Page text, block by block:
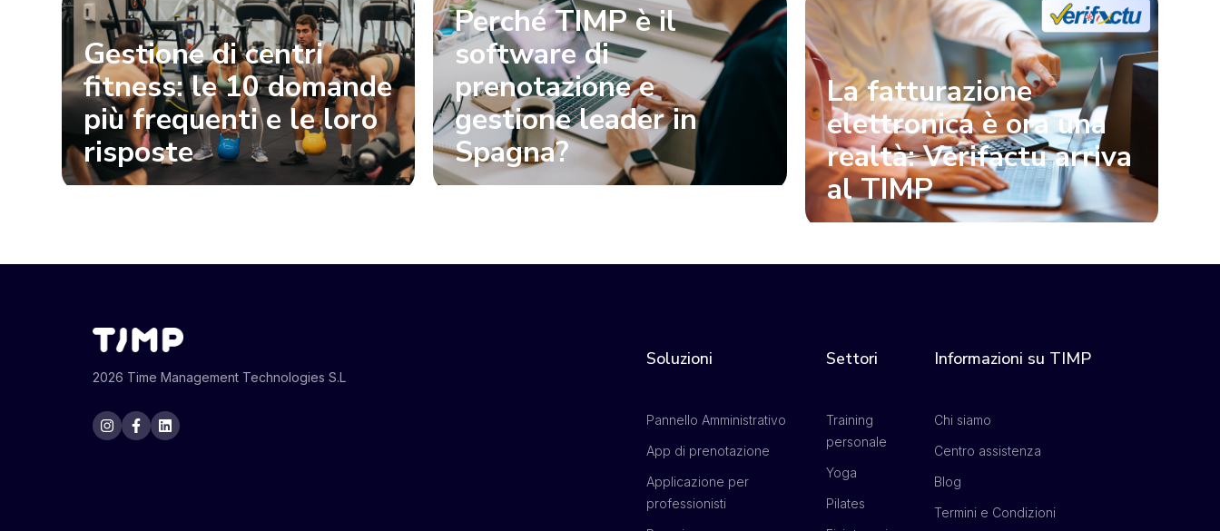
Gestione di centri
fitness: le 10 domande
più frequenti e le loro
risposte
Perché TIMP è il
software di
prenotazione e
gestione leader in
Spagna?
La fatturazione
elettronica è ora una
realtà: Verifactu arriva
al TIMP
2026 Time Management Technologies S.L
Soluzioni
Pannello Amministrativo
App di prenotazione
Applicazione per
professionisti
Settori
Training
personale
Yoga
Pilates
Informazioni su TIMP
Chi siamo
Centro assistenza
Blog
Termini e Condizioni